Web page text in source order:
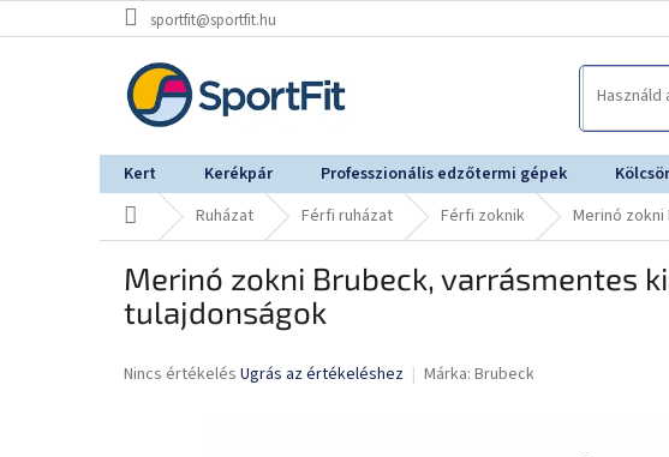
a
sportfit@sportfit.hu
Kert Kerékpár Professzionális edzőtermi gépek
KezdőlapRuházat Férfi ruházat Férfi zoknik Merinó
Merinó zokni Brubeck, varrásmentes
tulajdonságok
A
Nincs értékelés Ugrás az értékeléshez Márka: Brubeck